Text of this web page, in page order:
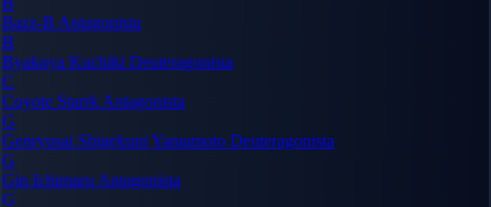
Bazz-B Antagonista
B
Byakuya Kuchiki Deuteragonista
C
Coyote Starrk Antagonista
G
Genryusai Shigekuni Yamamoto Deuteragonista
G
Gin Ichimaru Antagonista
G